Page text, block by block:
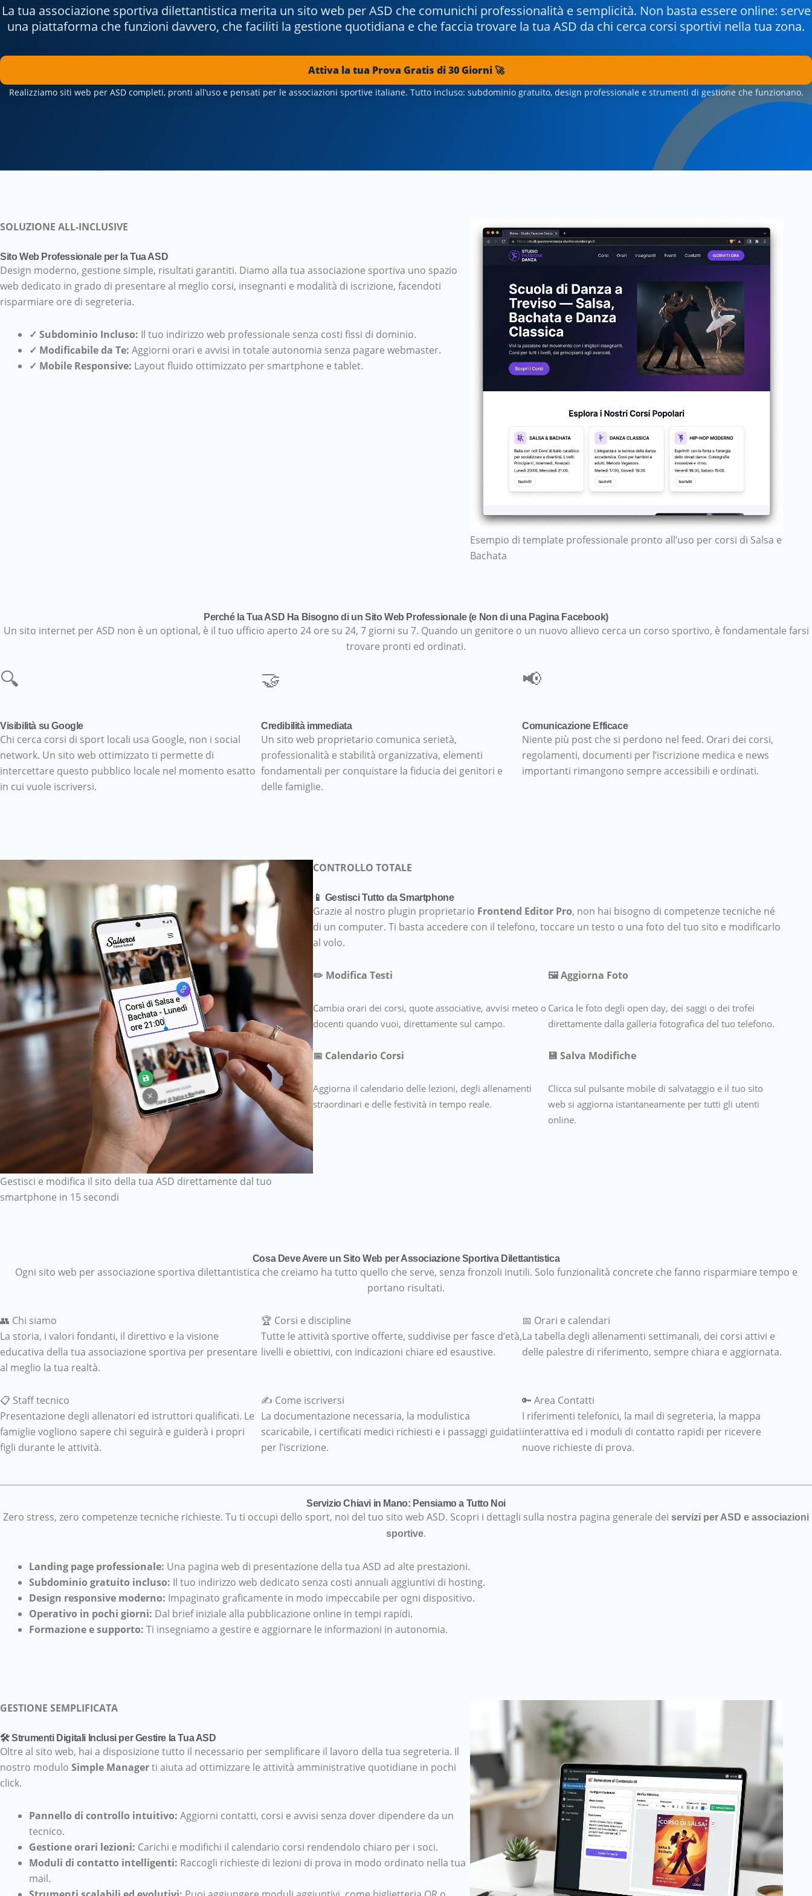
La tua associazione sportiva dilettantistica merita un sito web per ASD che comunichi professionalità e semplicità. Non basta essere online: serve
una piattaforma che funzioni davvero, che faciliti la gestione quotidiana e che faccia trovare la tua ASD da chi cerca corsi sportivi nella tua zona.
Attiva la tua Prova Gratis di 30 Giorni 🚀
Realizziamo siti web per ASD completi, pronti all’uso e pensati per le associazioni sportive italiane. Tutto incluso: subdominio gratuito, design professionale e strumenti di gestione che funzionano.
SOLUZIONE ALL-INCLUSIVE
Sito Web Professionale per la Tua ASD
Design moderno, gestione simple, risultati garantiti. Diamo alla tua associazione sportiva uno spazio
web dedicato in grado di presentare al meglio corsi, insegnanti e modalità di iscrizione, facendoti
risparmiare ore di segreteria.
✓ Subdominio Incluso: Il tuo indirizzo web professionale senza costi fissi di dominio.
✓ Modificabile da Te: Aggiorni orari e avvisi in totale autonomia senza pagare webmaster.
✓ Mobile Responsive: Layout fluido ottimizzato per smartphone e tablet.
Esempio di template professionale pronto all’uso per corsi di Salsa e
Bachata
Perché la Tua ASD Ha Bisogno di un Sito Web Professionale (e Non di una Pagina Facebook)
Un sito internet per ASD non è un optional, è il tuo ufficio aperto 24 ore su 24, 7 giorni su 7. Quando un genitore o un nuovo allievo cerca un corso sportivo, è fondamentale farsi
trovare pronti ed ordinati.
🔍
Visibilità su Google
Chi cerca corsi di sport locali usa Google, non i social
network. Un sito web ottimizzato ti permette di
intercettare questo pubblico locale nel momento esatto
in cui vuole iscriversi.
🤝
Credibilità immediata
Un sito web proprietario comunica serietà,
professionalità e stabilità organizzativa, elementi
fondamentali per conquistare la fiducia dei genitori e
delle famiglie.
📢
Comunicazione Efficace
Niente più post che si perdono nel feed. Orari dei corsi,
regolamenti, documenti per l’iscrizione medica e news
importanti rimangono sempre accessibili e ordinati.
Gestisci e modifica il sito della tua ASD direttamente dal tuo
smartphone in 15 secondi
CONTROLLO TOTALE
📱 Gestisci Tutto da Smartphone
Grazie al nostro plugin proprietario Frontend Editor Pro, non hai bisogno di competenze tecniche né
di un computer. Ti basta accedere con il telefono, toccare un testo o una foto del tuo sito e modificarlo
al volo.
✏️ Modifica Testi
Cambia orari dei corsi, quote associative, avvisi meteo o
docenti quando vuoi, direttamente sul campo.
🖼️ Aggiorna Foto
Carica le foto degli open day, dei saggi o dei trofei
direttamente dalla galleria fotografica del tuo telefono.
📅 Calendario Corsi
Aggiorna il calendario delle lezioni, degli allenamenti
straordinari e delle festività in tempo reale.
💾 Salva Modifiche
Clicca sul pulsante mobile di salvataggio e il tuo sito
web si aggiorna istantaneamente per tutti gli utenti
online.
Cosa Deve Avere un Sito Web per Associazione Sportiva Dilettantistica
Ogni sito web per associazione sportiva dilettantistica che creiamo ha tutto quello che serve, senza fronzoli inutili. Solo funzionalità concrete che fanno risparmiare tempo e
portano risultati.
👥 Chi siamo
La storia, i valori fondanti, il direttivo e la visione
educativa della tua associazione sportiva per presentare
al meglio la tua realtà.
🏆 Corsi e discipline
Tutte le attività sportive offerte, suddivise per fasce d’età,
livelli e obiettivi, con indicazioni chiare ed esaustive.
📅 Orari e calendari
La tabella degli allenamenti settimanali, dei corsi attivi e
delle palestre di riferimento, sempre chiara e aggiornata.
📋 Staff tecnico
Presentazione degli allenatori ed istruttori qualificati. Le
famiglie vogliono sapere chi seguirà e guiderà i propri
figli durante le attività.
✍️ Come iscriversi
La documentazione necessaria, la modulistica
scaricabile, i certificati medici richiesti e i passaggi guidati
per l’iscrizione.
🔑 Area Contatti
I riferimenti telefonici, la mail di segreteria, la mappa
interattiva ed i moduli di contatto rapidi per ricevere
nuove richieste di prova.
Servizio Chiavi in Mano: Pensiamo a Tutto Noi
Zero stress, zero competenze tecniche richieste. Tu ti occupi dello sport, noi del tuo sito web ASD. Scopri i dettagli sulla nostra pagina generale dei servizi per ASD e associazioni
sportive.
Landing page professionale: Una pagina web di presentazione della tua ASD ad alte prestazioni.
Subdominio gratuito incluso: Il tuo indirizzo web dedicato senza costi annuali aggiuntivi di hosting.
Design responsive moderno: Impaginato graficamente in modo impeccabile per ogni dispositivo.
Operativo in pochi giorni: Dal brief iniziale alla pubblicazione online in tempi rapidi.
Formazione e supporto: Ti insegniamo a gestire e aggiornare le informazioni in autonomia.
GESTIONE SEMPLIFICATA
🛠️ Strumenti Digitali Inclusi per Gestire la Tua ASD
Oltre al sito web, hai a disposizione tutto il necessario per semplificare il lavoro della tua segreteria. Il
nostro modulo Simple Managerti aiuta ad ottimizzare le attività amministrative quotidiane in pochi
click.
Pannello di controllo intuitivo: Aggiorni contatti, corsi e avvisi senza dover dipendere da un
tecnico.
Gestione orari lezioni: Carichi e modifichi il calendario corsi rendendolo chiaro per i soci.
Moduli di contatto intelligenti: Raccogli richieste di lezioni di prova in modo ordinato nella tua
mail.